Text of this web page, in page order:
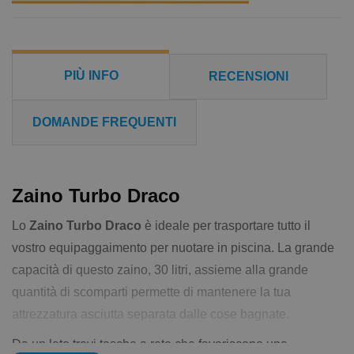
PIÙ INFO RECENSIONI
DOMANDE FREQUENTI
Zaino Turbo Draco
Lo Zaino Turbo Draco è ideale per trasportare tutto il
vostro equipaggaimento per nuotare in piscina. La grande
capacità di questo zaino, 30 litri, assieme alla grande
quantità di scomparti permette di mantenere la tua
attrezzatura asciutta separata dalle cose bagnate.
Da un lato trovi tasche a rete che favoriscono una